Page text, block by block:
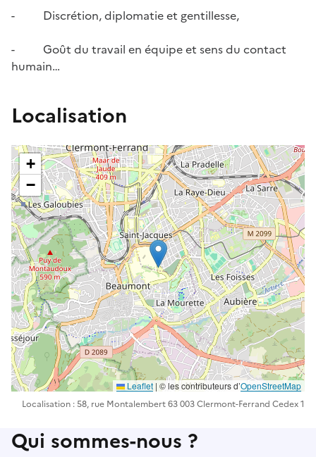
- Discrétion, diplomatie et gentillesse,
- Goût du travail en équipe et sens du contact
humain…
Localisation
+
−
Leaflet | ©️️ les contributeurs d’OpenStreetMap
Localisation : 58, rue Montalembert 63 003 Clermont-Ferrand Cedex 1
Qui sommes-nous ?